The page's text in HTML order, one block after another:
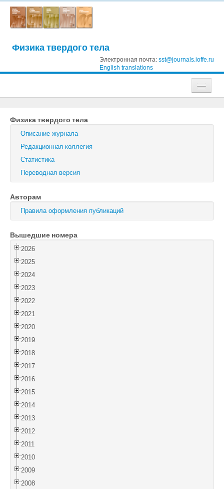
Физика твердого тела
Электронная почта: sst@journals.ioffe.ru
English translations
Журнал технической физики
Письма в Журнал технической физики
Физика твердого тела
Физика и техника полупроводников
Оптика и спектроскопия
Поиск
Войти
Физика твердого тела
Описание журнала
Редакционная коллегия
Статистика
Переводная версия
Авторам
Правила оформления публикаций
Вышедшие номера
2026
2025
2024
2023
2022
2021
2020
2019
2018
2017
2016
2015
2014
2013
2012
2011
2010
2009
2008